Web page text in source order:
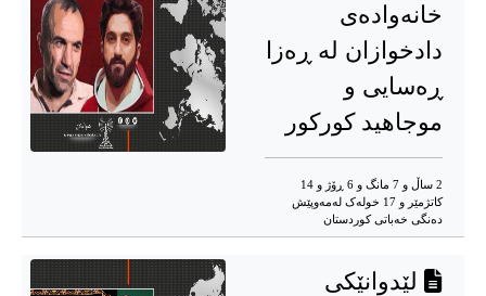
خانەوادەی
دادخوازان لە ڕەزا
ڕەسایی و
موجاهید کوركور
2 ساڵ و 7 مانگ و 6 ڕۆژ و 14
کاتژمێر و 17 خوله‌ک له‌مه‌وپێش‌
دەنگی خەباتی کوردستان
لێدوانێکی